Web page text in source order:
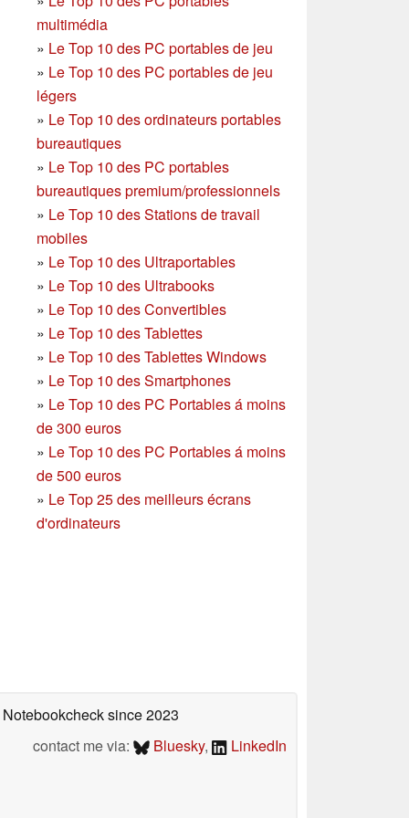
multimédia
» Le Top 10 des PC portables de jeu
» Le Top 10 des PC portables de jeu
légers
» Le Top 10 des ordinateurs portables
bureautiques
» Le Top 10 des PC portables
bureautiques premium/professionnels
» Le Top 10 des Stations de travail
mobiles
» Le Top 10 des Ultraportables
» Le Top 10 des Ultrabooks
» Le Top 10 des Convertibles
» Le Top 10 des Tablettes
» Le Top 10 des Tablettes Windows
» Le Top 10 des Smartphones
» Le Top 10 des PC Portables á moins
de 300 euros
» Le Top 10 des PC Portables á moins
de 500 euros
» Le Top 25 des meilleurs écrans
d'ordinateurs
since 2023
contact me via:
Bluesky, LinkedIn